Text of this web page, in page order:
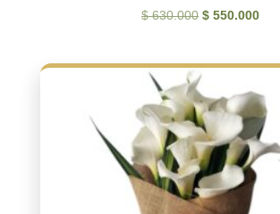
$630.000 El
era:
$ 630.000.
$550.000El
$